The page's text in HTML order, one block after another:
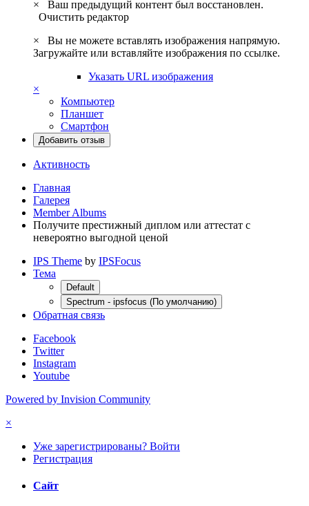
×
Ваш предыдущий контент был восстановлен.
Очистить редактор
×
Вы не можете вставлять изображения напрямую.
Загружайте или вставляйте изображения по ссылке.
Указать URL изображения
×
Компьютер
Планшет
Смартфон
Добавить отзыв
Активность
Главная
Галерея
Member Albums
Получите престижный диплом или аттестат с
невероятно выгодной ценой
IPS Theme by IPSFocus
Тема
Default
Spectrum - ipsfocus (По умолчанию)
Обратная связь
Facebook
Twitter
Instagram
Youtube
Powered by Invision Community
×
Уже зарегистрированы? Войти
Регистрация
Сайт